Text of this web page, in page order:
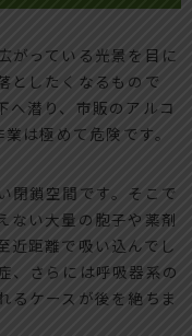
がっている光景を目に
としたくなるもので
へ潜り、市販のアルコ
は極めて危険です。
閉鎖空間です。そこで
ない大量の胞子や薬剤
近距離で吸い込んでし
、さらには呼吸器系の
るケースが後を絶ちま